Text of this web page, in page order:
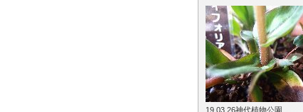
19.03.26神代植物公園